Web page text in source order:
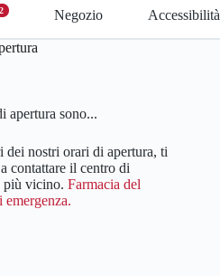
2 Negozio Accessibilità
apertura sono...
nostri orari di apertura, ti
contattare il centro di
più vicino. Farmacia del
emergenza.